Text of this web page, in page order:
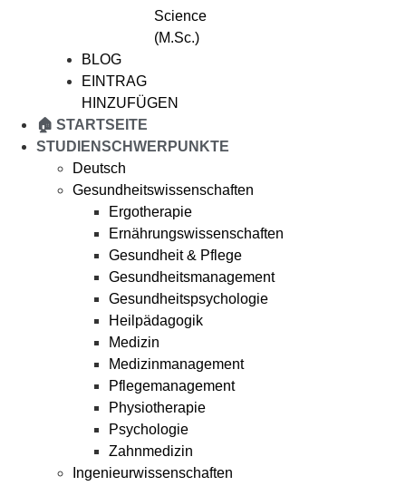
Science
(M.Sc.)
BLOG
EINTRAG
HINZUFÜGEN
🏠 STARTSEITE
STUDIENSCHWERPUNKTE
Deutsch
Gesundheitswissenschaften
Ergotherapie
Ernährungswissenschaften
Gesundheit & Pflege
Gesundheitsmanagement
Gesundheitspsychologie
Heilpädagogik
Medizin
Medizinmanagement
Pflegemanagement
Physiotherapie
Psychologie
Zahnmedizin
Ingenieurwissenschaften